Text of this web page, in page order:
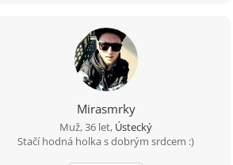
Mirasmrky
Muž, 36 let, Ústecký
Stačí hodná holka s dobrým srdcem :)